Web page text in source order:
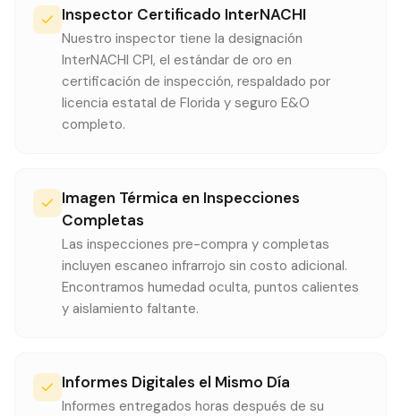
Inspector Certificado InterNACHI
Nuestro inspector tiene la designación
InterNACHI CPI, el estándar de oro en
certificación de inspección, respaldado por
licencia estatal de Florida y seguro E&O
completo.
Imagen Térmica en Inspecciones
Completas
Las inspecciones pre-compra y completas
incluyen escaneo infrarrojo sin costo adicional.
Encontramos humedad oculta, puntos calientes
y aislamiento faltante.
Informes Digitales el Mismo Día
Informes entregados horas después de su